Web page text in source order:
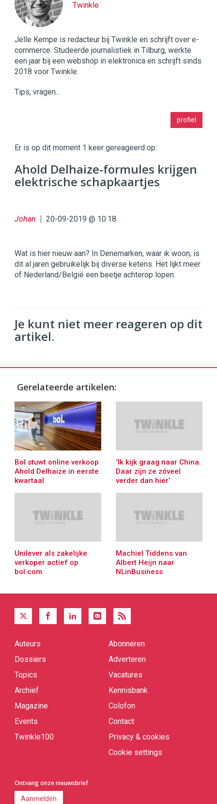
Twinkle
Jelle Kempe is redacteur bij Twinkle en schrijft over e-
commerce. Studeerde journalistiek in Tilburg, werkte
een jaar bij een webshop in elektronica en schrijft sinds
2018 voor Twinkle.
Tips, vragen...
profiel
Commerce https://twinklemagazine.nl
96 54
Er is op dit moment 1 keer gereageerd op:
Ahold Delhaize-formules krijgen
elektrische schapkaartjes
Johan 20-09-2019 @ 10:18
Wat is hier nieuw aan? In Denemarken, waar ik woon, is
dit al jaren gebruikelijk bij diverse ketens. Het lijkt meer
of Nederland/België een beetje achterop lopen.
Je kunt niet meer reageren op dit
artikel.
Gerelateerde artikelen:
Bol stuwt online verkoop
Ahold Delhaize in eerste
kwartaal
‘Ik kijk graag naar China.
Daar zijn ze zóveel
verder dan hier’
Unilever als zakelijke
verkoper actief op
bol.com
Machiel Tiddens van
Albert Heijn naar
NLinBusiness
Quick
Auteurs
Dossiers
Topics
Archief
Magazine
Events
Twinkle100
Abonneren
Adverteren
Vacatures
Kennisbank
Colofon
Contact
Privacy & cookies
Cookie settings
Ontvang onze nieuwsbrief
Aanmelden